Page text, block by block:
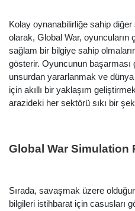
Kolay oynanabilirliğe sahip
olarak, Global War, oyuncuların
sağlam bir bilgiye sahip
gösterir. Oyuncunun
unsurdan yararlanmak ve
için akıllı bir yaklaşım
arazideki her sektörü sıkı bir
Global War Simulation
Sırada, savaşmak üzere
bilgileri istihbarat için casusları